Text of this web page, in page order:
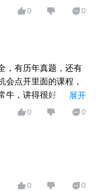
慌的一批，不知道复
幸亏了丁香园，让
真是万分感谢丁香园
0 0
，有历年真题，还有
会点开里面的课程，
牛，讲得很好，有一
巧口诀，非常满意，
展开
0 0
0 0